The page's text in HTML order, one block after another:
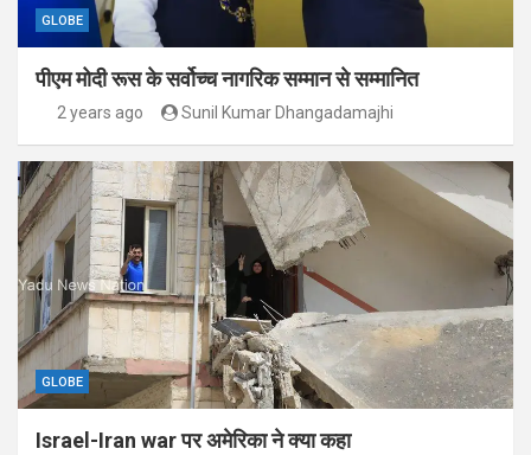
GLOBE
पीएम मोदी रूस के सर्वोच्च नागरिक सम्मान से सम्मानित
2 years ago Sunil Kumar Dhangadamajhi
GLOBE
Israel-Iran war पर अमेरिका ने क्या कहा